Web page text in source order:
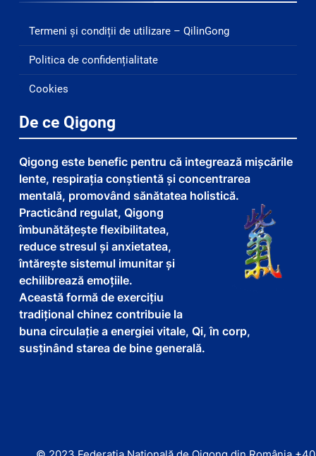
Termeni și condiții de utilizare – QilinGong
Politica de confidențialitate
Cookies
De ce Qigong
Qigong este benefic pentru că integrează mișcările
lente, respirația conștientă și concentrarea
mentală, promovând sănătatea holistică.
Practicând regulat, Qigong
îmbunătățește flexibilitatea,
reduce stresul și anxietatea,
întărește sistemul imunitar și
echilibrează emoțiile.
Această formă de exercițiu
tradițional chinez contribuie la
buna circulație a energiei vitale, Qi, în corp,
susținând starea de bine generală.